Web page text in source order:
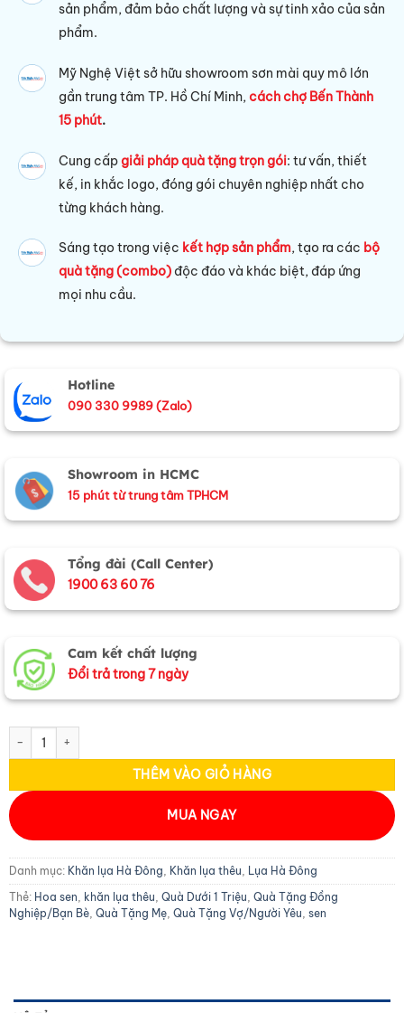
sản phẩm, đảm bảo chất lượng và sự tinh xảo của sản
phẩm.
Mỹ Nghệ Việt sở hữu showroom sơn mài quy mô lớn
gần trung tâm TP. Hồ Chí Minh,cách chợ Bến Thành
15 phút.
Cung cấpgiải pháp quà tặng trọn gói: tư vấn, thiết
kế, in khắc logo, đóng gói chuyên nghiệp nhất cho
từng khách hàng.
Sáng tạo trong việc kết hợp sản phẩm, tạo ra các bộ
quà tặng (combo) độc đáo và khác biệt, đáp ứng
mọi nhu cầu.
Hotline
090 330 9989 (Zalo)
Showroom in HCMC
15 phút từ trung tâm TPHCM
Tổng đài (Call Center)
1900 63 60 76
Cam kết chất lượng
Đổi trả trong 7 ngày
Khăn lụa trơn thêu sen nâu cà phê MNV-LNL45180/5 số lượng
THÊM VÀO GIỎ HÀNG
MUA NGAY
Danh mục: Khăn lụa Hà Đông Khăn lụa thêu Lụa Hà Đông
Thẻ: Hoa sen khăn lụa thêu Quà Dưới 1 Triệu Quà Tặng Đồng
Nghiệp/Bạn Bè Quà Tặng Mẹ Quà Tặng Vợ/Người Yêu sen